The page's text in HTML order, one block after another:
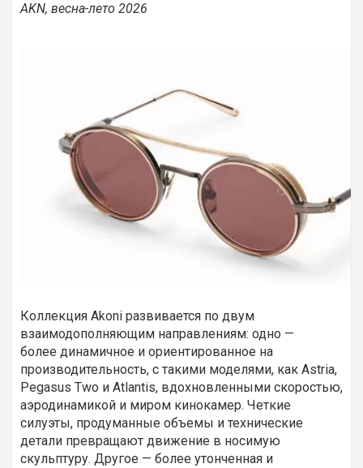
AKN, весна-лето 2026
Коллекция Akoni развивается по двум
взаимодополняющим направлениям: одно —
более динамичное и ориентированное на
производительность, с такими моделями, как Astria,
Pegasus Two и Atlantis, вдохновленными скоростью,
аэродинамикой и миром кинокамер. Четкие
силуэты, продуманные объемы и технические
детали превращают движение в носимую
скульптуру. Другое — более утонченная и